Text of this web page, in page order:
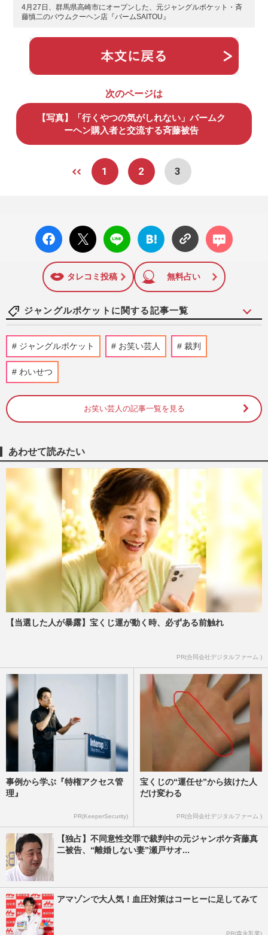
4月27日、群馬県高崎市にオープンした、元ジャングルポケット・斉
藤慎二のバウムクーヘン店『バームSAITOU』
次のページは
【写真】「行くやつの気がしれない」バームク
ーヘン購入者と交流する斉藤被告
1 2 3
facebo
ok い
X ポス
ト
LINE
はてな
ブック
に追加
コメン
ト
タレコミ投稿 無料占い
ジャングルポケットに関する記事一覧
元ジャングルポケット・斉藤慎二、不同意
わいせつ等の裁判が8月に結審へ、2300万
元ジャンポケ斉藤慎二、2300万円の示談拒
否されて“実刑”現実味帯びる裁判に、地元
週刊女性2026年6月23日号
【独占】不同意性交罪で裁判中の元ジャン
ポケ斉藤慎二被告、“離婚しない妻”瀬戸サ
オリが直撃取材で吐き捨…
週刊女性2026年4月7日・14日号 2026/3/23
【新証言】元ジャンポケ斉藤慎二、バウム
クーヘン店金銭トラブルで被害届受理「彼
は従業員からも金を…」に…
週刊女性PRIME 2025/11/27
ジャングルポケット太田博久の“お風呂洗
ジャングルポケット お笑い芸人 裁判
わいせつ
お笑い芸人の記事一覧を見る
あわせて読みたい
【当選した人が暴露】宝くじ運が動く時、必ずある前触れ
PR(合同会社デジタルファーム )
事例から学ぶ『特権アクセス管
理』
PR(KeeperSecurity)
宝くじの“運任せ”から抜けた人
だけ変わる
PR(合同会社デジタルファーム )
【独占】不同意性交罪で裁判中の元ジャンポケ斉藤真
二被告、“離婚しない妻”瀬戸サオ...
アマゾンで大人気！血圧対策はコーヒーに足してみて
PR(森永乳業)